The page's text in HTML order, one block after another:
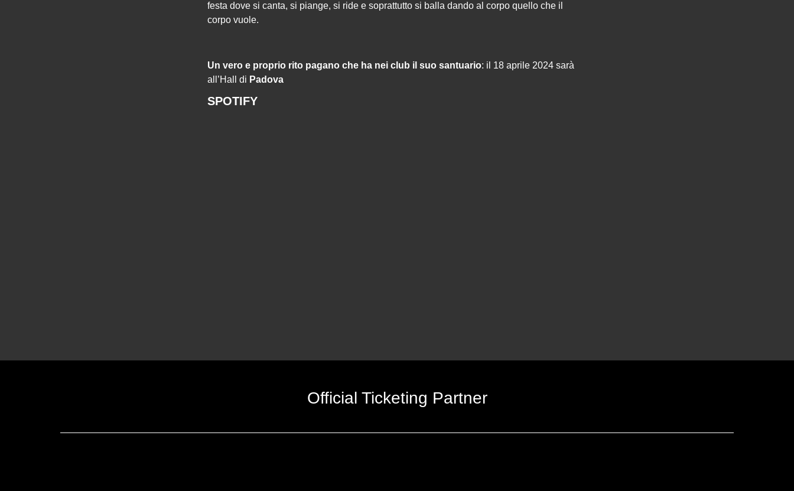
festa dove si canta, si piange, si ride e soprattutto si balla dando al corpo quello che il
corpo vuole.
Un vero e proprio rito pagano che ha nei club il suo santuario: il 18 aprile 2024 sarà
all’Hall di Padova
SPOTIFY
Official Ticketing Partner